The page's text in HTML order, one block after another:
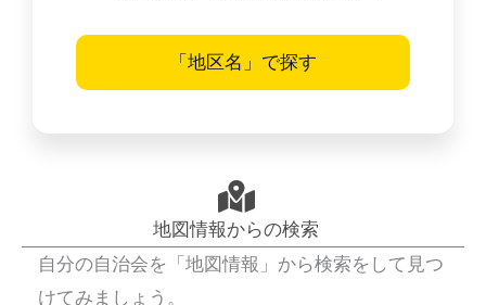
「地区名」で探す
地図情報からの検索
自分の自治会を「地図情報」から検索をして見つ
けてみましょう。